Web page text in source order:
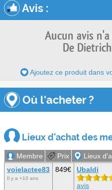
Avis :
Aucun avis
De
Ajoutez ce produit dans
Où l'acheter ?
Lieux d'achat des
Membre Prix
Lieux
voielactee83
Il y a +10 ans
849€
Ubaldi
avis